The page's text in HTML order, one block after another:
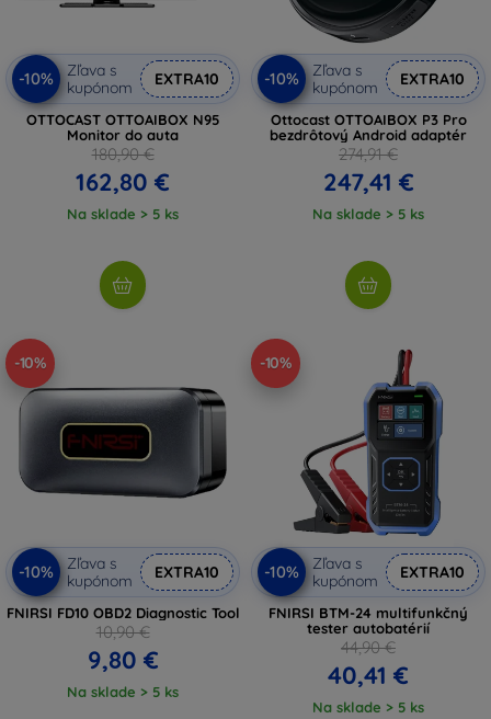
-10%
Zľava s
kupónom
EXTRA10
OTTOCAST OTTOAIBOX N95
Monitor do auta
180,90 €
162,80 €
Na sklade > 5 ks
-10%
Zľava s
kupónom
EXTRA10
Ottocast OTTOAIBOX P3 Pro
bezdrôtový Android adaptér
274,91 €
247,41 €
Na sklade > 5 ks
-10%
-10%
Zľava s
kupónom
EXTRA10
FNIRSI FD10 OBD2 Diagnostic Tool
10,90 €
9,80 €
Na sklade > 5 ks
-10%
-10%
Zľava s
kupónom
EXTRA10
FNIRSI BTM-24 multifunkčný
tester autobatérií
44,90 €
40,41 €
Na sklade > 5 ks